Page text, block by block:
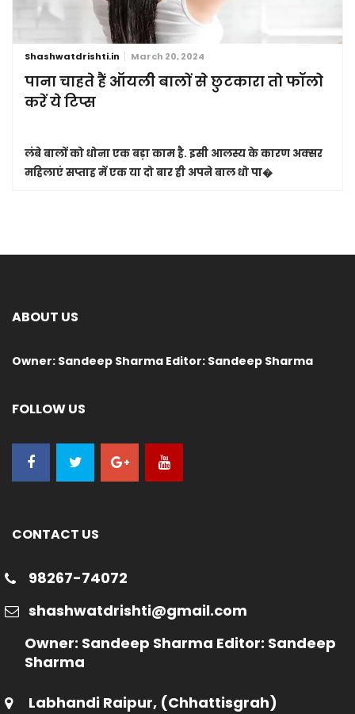
Shashwatdrishti.in March 20, 2024
पाना चाहते हैं ऑयली बालों से छुटकारा तो फॉलो
करें ये टिप्स
लंबे बालों को धोना एक बड़ा काम है. इसी आलस्य के कारण अक्सर
महिलाएं सप्ताह में एक या दो बार ही अपने बाल धो पा�
ABOUT US
Owner: Sandeep Sharma Editor: Sandeep Sharma
FOLLOW US
CONTACT US
98267-74072
shashwatdrishti@gmail.com
Owner: Sandeep Sharma Editor: Sandeep
Sharma
Labhandi Raipur, (Chhattisgrah)